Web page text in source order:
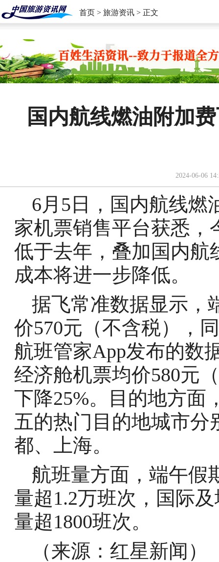
首页 > 旅游资讯 > 正文
国内航线燃油附加
2024-06-06
6月5日，国内航线燃
家机票销售平台获悉
低于去年，叠加国内航
成本将进一步降低。
据飞常准数据显示，
价570元（不含税），
航班管家App发布的数
经济舱机票均价580元
下降25%。目的地方面
五的热门目的地城市分
都、上海。
航班量方面，端午假
量超1.2万班次，国际
量超1800班次。
（来源：红星新闻）